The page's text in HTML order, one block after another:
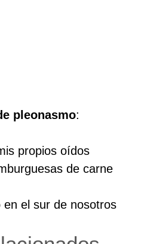
pleonasmo:
propios oídos
de carne
en el sur de nosotros